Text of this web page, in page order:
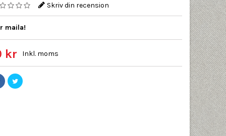
Skriv din recension
maila!
kr Inkl. moms